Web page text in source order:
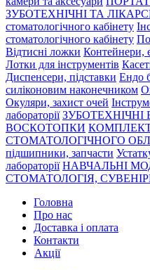
ЗУБОТЕХНІЧНІ ТА
стоматологічного кабінету
стоматологічного кабінету
Відтисні ложки Контейнери,
Лотки для інструментів
Диспенсери, підставки Ендо
силіконовим наконечником
Окуляри, захист очей
лабораторії
ВОСКОТОПКИ
СТОМАТОЛОГІЧНОГО
підшипники, запчасти
лабораторії НАВЧАЛЬНІ
СТОМАТОЛОГІЯ,
Головна
Про нас
Доставка і оплата
Контакти
Акції